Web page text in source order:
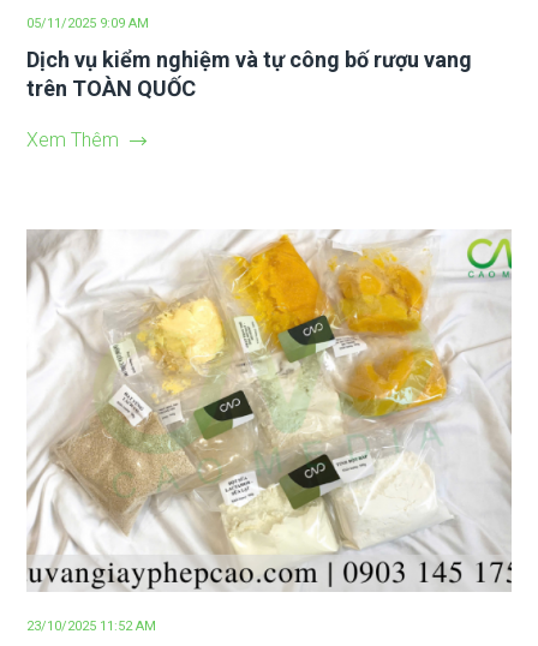
05/11/2025 9:09 AM
Dịch vụ kiểm nghiệm và tự công bố rượu vang
trên TOÀN QUỐC
Xem Thêm
23/10/2025 11:52 AM